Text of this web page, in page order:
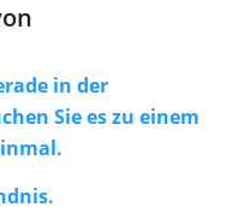
in der
Sie es zu einem